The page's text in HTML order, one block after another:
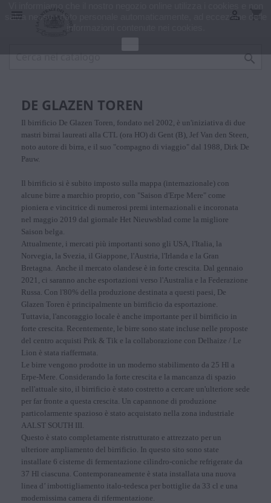
 shopping_cart


DE GLAZEN TOREN
Il birrificio De Glazen Toren, fondato nel 2002, è un'iniziativa di due
mastri birrai laureati alla CTL (ora HO) di Gent (B), Jef Van den Steen,
noto autore di birra, e il suo "compagno di viaggio" dal 1988, Dirk De
Pauw.
Il birrificio si è subito imposto sulla mappa (internazionale) con
alcune birre a marchio proprio, con "Saison d'Erpe Mere" come
pioniera e vincitrice di numerosi premi internazionali e incoronata
nel maggio 2019 dal giornale Het Nieuwsblad come la migliore
Saison belga.
Attualmente, i mercati più importanti sono gli USA, l'Italia, la
Norvegia, la Svezia, il Giappone, l'Austria, l'Irlanda e la Gran
Bretagna. Anche il mercato olandese è in forte crescita. Dal gennaio
2021, ci saranno anche esportazioni verso l'Australia e la Federazione
Russa. Con l'80% della produzione destinata a questi paesi, De
Glazen Toren è principalmente un birrificio da esportazione.
Tuttavia, l'ancoraggio locale è anche importante per il birrificio in
forte crescita. Recentemente, le birre sono state incluse nelle proposte
del centro acquisti Prik & Tik e la collaborazione con Delhaize / Le
Lion è stata riaffermata.
Le birre vengono prodotte in un moderno stabilimento da 25 Hl a
Erpe-Mere. Considerando la forte crescita e la mancanza di spazio
nell'attuale sito, il birrificio è stato costretto a cercare un'ulteriore sede
per far fronte a questa crescita. Un capannone di produzione
particolarmente spazioso è stato acquistato nella zona industriale
AALST SOUTH III.
Questo è stato completamente ristrutturato e attrezzato per un
ulteriore ampliamento del birrificio. In questo sito sono state
installate 6 cisterne di fermentazione cilindro-coniche refrigerate da
37 Hl ciascuna. Contemporaneamente è stata installata una nuova
linea d’ imbottigliamento italo-tedesca per bottiglie da 33 cl e una
modernissima camera di rifermentazione.
salva nessun dato personale automaticamente, ad eccezione delle
informazioni contenute nei cookies.